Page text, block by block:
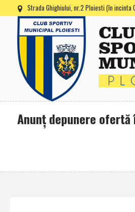
Strada Ghighiului, nr.2 Ploiesti (în incinta
Anunţ depunere ofertă